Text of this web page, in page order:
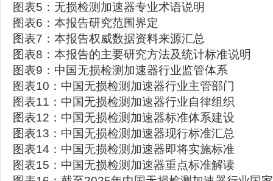
图表5：无损检测加速器专业术语说明
图表6：本报告研究范围界定
图表7：本报告权威数据资料来源汇总
图表8：本报告的主要研究方法及统计标准说明
图表9：中国无损检测加速器行业监管体系
图表10：中国无损检测加速器行业主管部门
图表11：中国无损检测加速器行业自律组织
图表12：中国无损检测加速器标准体系建设
图表13：中国无损检测加速器现行标准汇总
图表14：中国无损检测加速器即将实施标准
图表15：中国无损检测加速器重点标准解读